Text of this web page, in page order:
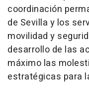
coordinación
de Sevilla y los
movilidad y
desarrollo de las
máximo las
estratégicas para